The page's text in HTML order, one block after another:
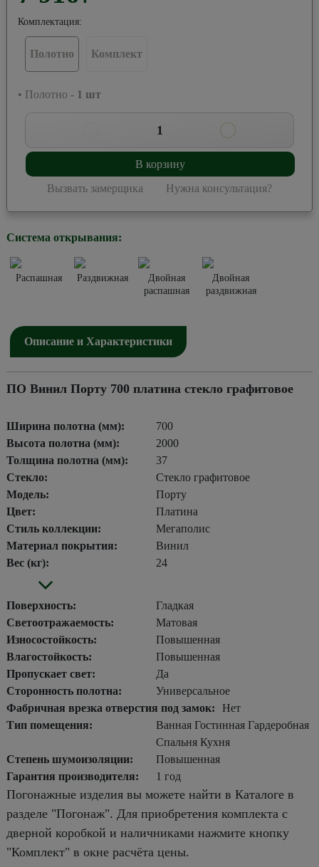
Комплектация:
Полотно Комплект
• Полотно - 1 шт
1
В корзину
Вызвать замерщика Нужна консультация?
Система открывания:
Распашная Раздвижная
Двойная
распашная
Двойная
раздвижная
Описание и Характеристики
ПО Винил Порту 700 платина стекло графитовое
Ширина полотна (мм):
700
Высота полотна (мм):
2000
Толщина полотна (мм):
37
Стекло:
Стекло графитовое
Модель:
Порту
Цвет:
Платина
Стиль коллекции:
Мегаполис
Материал покрытия:
Винил
Вес (кг):
24
Поверхность:
Гладкая
Светоотражаемость:
Матовая
Износостойкость:
Повышенная
Влагостойкость:
Повышенная
Пропускает свет:
Да
Сторонность полотна:
Универсальное
Фабричная врезка отверстия под замок:
Нет
Тип помещения:
Ванная Гостинная Гардеробная
Спальня Кухня
Степень шумоизоляции:
Повышенная
Гарантия производителя:
1 год
Погонажные изделия вы можете найти в Каталоге в
разделе "Погонаж". Для приобретения комплекта с
дверной коробкой и наличниками нажмите кнопку
"Комплект" в окне расчёта цены.